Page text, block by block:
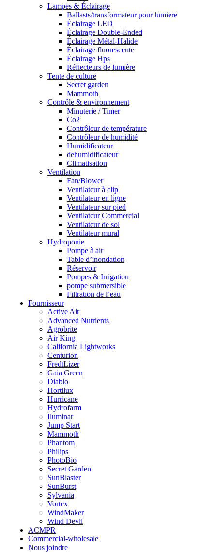
Lampes & Éclairage
Ballasts/transformateur pour lumière
Éclairage LED
Éclairage Double-Ended
Éclairage Métal-Halide
Éclairage fluorescente
Éclairage Hps
Réflecteurs de lumière
Tente de culture
Secret garden
Mammoth
Contrôle & environnement
Minuterie / Timer
Co2
Contrôleur de température
Contrôleur de humidité
Humidificateur
dehumidificateur
Climatisation
Ventilation
Fan/Blower
Ventilateur à clip
Ventilateur en ligne
Ventilateur sur pied
Ventilateur Commercial
Ventilateur de sol
Ventilateur mural
Hydroponie
Pompe à air
Table d’inondation
Réservoir
Pompes & Irrigation
pompe submersible
Filtration de l’eau
Fournisseur
Active Air
Advanced Nutrients
Agrobrite
Air King
California Lightworks
Centurion
FredtLizer
Gaia Green
Diablo
Hortilux
Hurricane
Hydrofarm
Iluminar
Jump Start
Mammoth
Phantom
Philips
PhotoBio
Secret Garden
SunBlaster
SunBurst
Sylvania
Vortex
WindMaker
Wind Devil
ACMPR
Commercial-wholesale
Nous joindre